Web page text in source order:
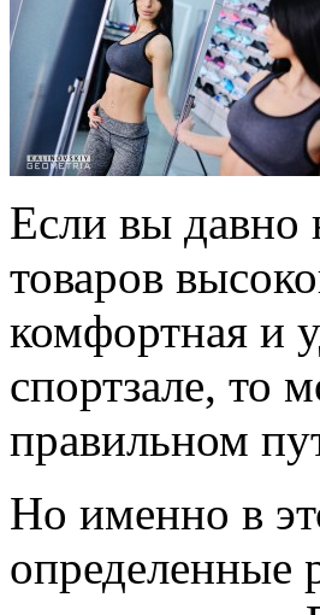
Если вы давно
товаров
комфортная и
спортзале, то
правильном
Но именно в
определенные